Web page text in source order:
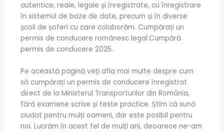
autentice, reale, legale și înregistrate, cu înregistrare
în sistemul de baze de date, precum și în diverse
școli de șoferi cu care colaborăm. Cumpărați un
permis de conducere românesc legal.Cumpără
permis de conducere 2025.
Pe această pagină veți afla mai multe despre cum
să cumpărați un permis de conducere înregistrat
direct de la Ministerul Transporturilor din România,
fără examene scrise și teste practice. Știm că sună
ciudat pentru mulți oameni, dar este posibil pentru
noi. Lucrăm în acest fel de mulți ani, deoarece ne-am